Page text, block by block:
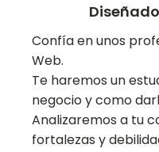
Confía en unos
Web.
Te haremos un
negocio y como
Analizaremos a tu
fortalezas y